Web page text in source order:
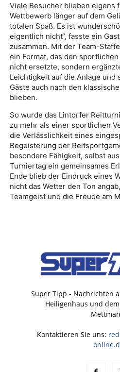
Viele Besucher blieben eigens
Wettbewerb länger auf dem
totalen Spaß. Es ist
eigentlich nicht“, fasste ein
zusammen. Mit der Team-
ein Format, das den
nicht ersetzte, sondern
Leichtigkeit auf die Anlage und
Gäste auch nach den
blieben.
So wurde das Lintorfer
zu mehr als einer sportlichen
die Verlässlichkeit eines
Begeisterung der
besondere Fähigkeit, selbst
Turniertag ein gemeinsames
Ende blieb der Eindruck eines
nicht das Wetter den Ton
Teamgeist und die Freude am
Super Tipp - Nachrichten
Heiligenhaus und
Kontaktieren Sie uns: